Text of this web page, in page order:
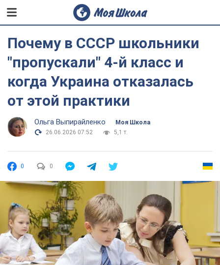
Почему в СССР школьники
"пропускали" 4-й класс и
когда Украина отказалась
от этой практики
Ольга Выпирайленко
Моя Школа
26.06.2026 07:52
5,1 т.
0 0